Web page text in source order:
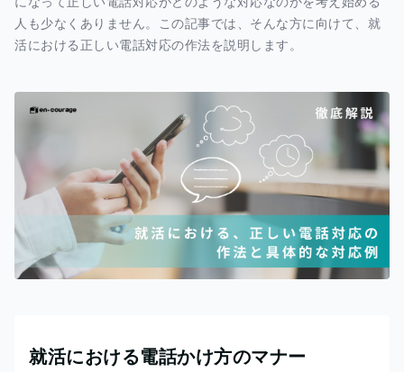
人も少なくありません。この記事では、そんな方に向けて、就
活における正しい電話対応の作法を説明します。
就活における電話かけ方のマナー